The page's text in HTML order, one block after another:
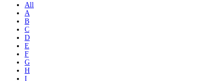
All
A
B
C
D
E
F
G
H
I